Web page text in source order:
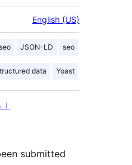
English (US)
JSON-LD seo
data Yoast
submitted